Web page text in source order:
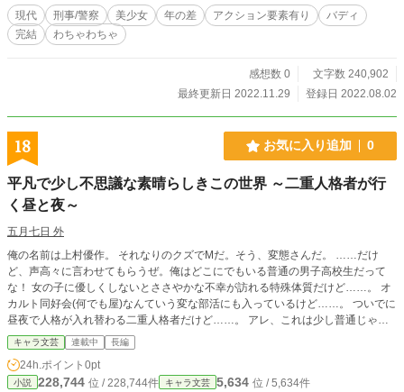
筆修正しました。小説家になろう・カクヨムにも投稿してい
ます。なお、作中の挿絵も筆者が描いています。
現代 刑事/警察 美少女 年の差 アクション要素有り
バディ
完結
わちゃわちゃ
感想数 0
文字数 240,902
最終更新日 2022.11.29
登録日 2022.08.02
18 お気に入り追加 0
平凡で少し不思議な素晴らしきこの世界 ～二重人格者が行
く昼と夜～
五月七日 外
俺の名前は上村優作。 それなりのクズでMだ。そう、変態さんだ。 ……だけ
ど、声高々に言わせてもらうぜ。俺はどこにでもいる普通の男子高校生だって
な！ 女の子に優しくしないとささやかな不幸が訪れる特殊体質だけど……。 オ
カルト同好会(何でも屋)なんていう変な部活にも入っているけど……。 ついでに
昼夜で人格が入れ替わる二重人格者だけど……。 アレ、これは少し普通じゃな
いような……？ 僕の名はアラタ。 かつて神様や魑魅魍魎、怪異なんて呼ばれた
存在──ヴィジターの相談役をしている。 声を大にしては言えないけど……僕は
少し変わっている。 ヴィジターを見ることもできるし触ることもできる。 女の
子に優しくしないといけない呪いもかけられている。 陽の沈んだ夜にしか生き
キャラ文芸 連載中 長編
24h.ポイント 0pt
小説 228,744 位 / 228,744件 キャラ文芸 5,634 位 / 5,634件